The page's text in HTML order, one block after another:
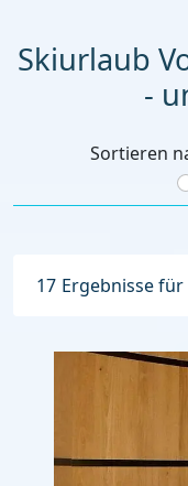
Skiurlaub
-
Sortieren
17 Ergebnisse